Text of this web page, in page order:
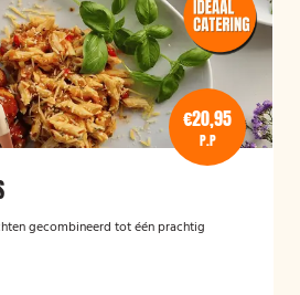
€20,95
P.P
gecombineerd tot één prachtig